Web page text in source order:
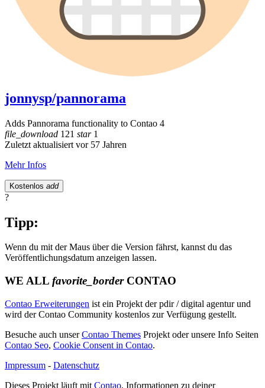
jonnysp/pannorama
Adds Pannorama functionality to Contao 4
file_download 121 star1
Zuletzt aktualisiert vor 57 Jahren
Mehr Infos
Kostenlos add
?
Tipp:
Wenn du mit der Maus über die Version fährst, kannst du das
Veröffentlichungsdatum anzeigen lassen.
WE ALL favorite_borderCONTAO
Contao Erweiterungen ist ein Projekt der pdir / digital agentur und
wird der Contao Community kostenlos zur Verfügung gestellt.
Besuche auch unserContao Themes Projekt oder unsere Info Seiten
Contao Seo, Cookie Consent in Contao.
Impressum - Datenschutz
Dieses Projekt läuft mit Contao, Informationen zu deiner